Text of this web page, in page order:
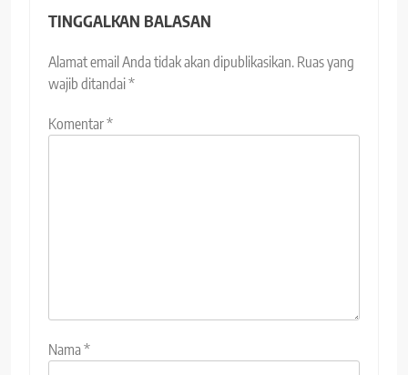
TINGGALKAN BALASAN
Alamat email Anda tidak akan dipublikasikan. Ruas yang
wajib ditandai*
Komentar*
Nama*